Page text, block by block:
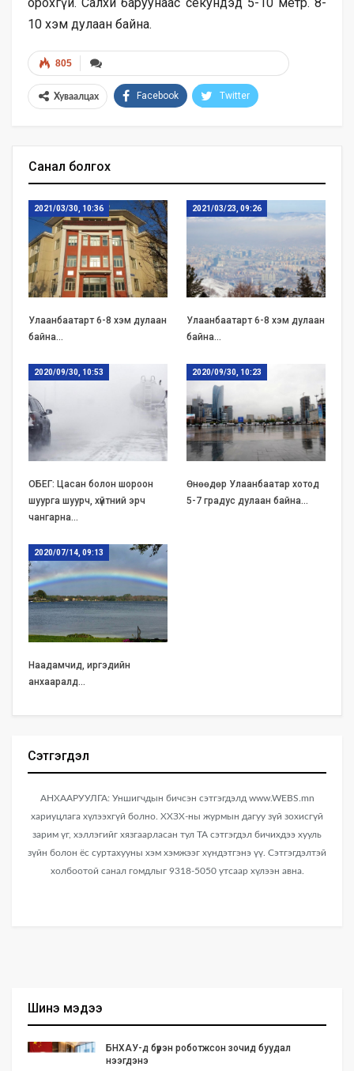
10 хэм дулаан байна.
805
Хуваалцах Facebook Twitter
Санал болгох
2021/03/30, 10:36
Улаанбаатарт 6-8 хэм дулаан
байна…
2021/03/23, 09:26
Улаанбаатарт 6-8 хэм дулаан
байна…
2020/09/30, 10:53
ОБЕГ: Цасан болон шороон
шуурга шуурч, хүйтний эрч
чангарна…
2020/09/30, 10:23
Өнөөдөр Улаанбаатар хотод
5-7 градус дулаан байна…
2020/07/14, 09:13
Наадамчид, иргэдийн
анхааралд…
Сэтгэгдэл
АНХААРУУЛГА: Уншигчдын бичсэн сэтгэгдэлд www.WEBS.mn
хариуцлага хүлээхгүй болно. ХХЗХ-ны журмын дагуу зүй зохисгүй
зарим үг, хэллэгийг хязгаарласан тул ТА сэтгэгдэл бичихдээ хууль
зүйн болон ёс суртахууны хэм хэмжээг хүндэтгэнэ үү. Сэтгэгдэлтэй
холбоотой санал гомдлыг 9318-5050 утсаар хүлээн авна.
Шинэ мэдээ
БНХАУ-д бүрэн роботжсон зочид буудал
нээгдэнэ